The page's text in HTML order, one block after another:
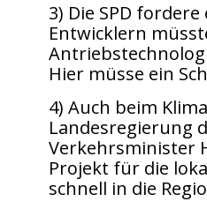
3) Die SPD
Entwicklern
Hier müsse ein
4) Auch beim
Landesregierung
Verkehrsminister
Projekt für die
schnell in die